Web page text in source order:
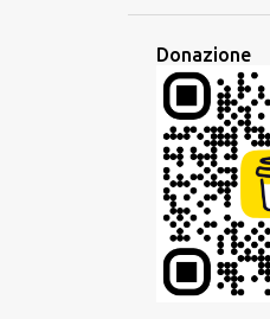
EVOLUZIONE
FAMIGLIA
FESTA
FRASARIO
GIAVANESE
GOVERNO
Donazione